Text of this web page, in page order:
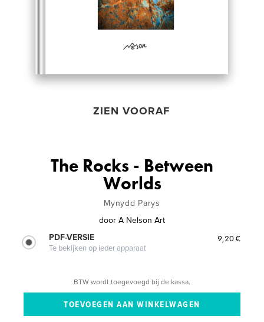
ZIEN VOORAF
The Rocks - Between
Worlds
Mynydd Parys
door A Nelson Art
PDF-VERSIE
Te bekijken op ieder apparaat
9,20 €
BTW wordt toegevoegd bij de kassa.